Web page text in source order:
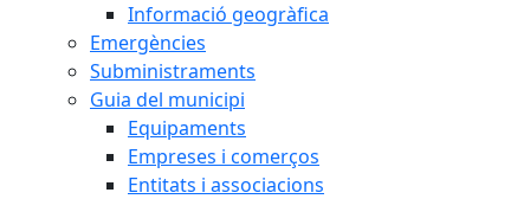
Informació geogràfica
Emergències
Subministraments
Guia del municipi
Equipaments
Empreses i comerços
Entitats i associacions